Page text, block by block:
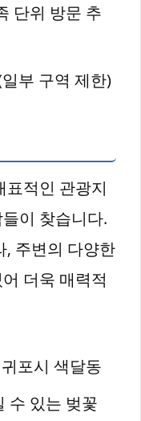
단위 방문 추
부 구역 제한)
적인 관광지
이 찾습니다.
, 주변의 다양한
더욱 매력적
포시 색달동
수 있는 벚꽃